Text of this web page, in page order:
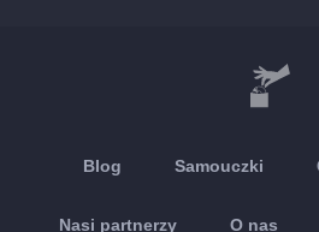
Blog Samouczki
Nasi partnerzy O nas